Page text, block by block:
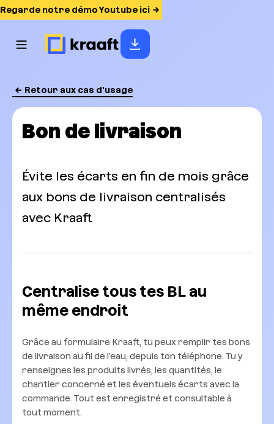
Regarde notre démo Youtube ici
Retour aux cas d'usage
Bon de livraison
Évite les écarts en fin de mois grâce
aux bons de livraison centralisés
avec Kraaft
Centralise tous tes BL au
même endroit
Grâce au formulaire Kraaft, tu peux remplir tes bons
de livraison au fil de l’eau, depuis ton téléphone. Tu y
renseignes les produits livrés, les quantités, le
chantier concerné et les éventuels écarts avec la
commande. Tout est enregistré et consultable à
tout moment.